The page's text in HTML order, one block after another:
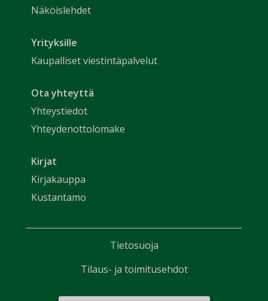
Näköislehdet
Yrityksille
Kaupalliset viestintäpalvelut
Ota yhteyttä
Yhteystiedot
Yhteydenottolomake
Kirjat
Kirjakauppa
Kustantamo
Tietosuoja
Tilaus- ja toimitusehdot